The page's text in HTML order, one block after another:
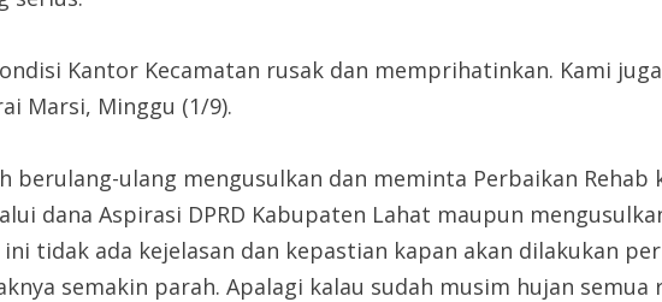
Kantor Kecamatan rusak dan memprihatinkan. Kami
Marsi, Minggu (1/9).
berulang-ulang mengusulkan dan meminta Perbaikan Rehab
dana Aspirasi DPRD Kabupaten Lahat maupun
ini tidak ada kejelasan dan kepastian kapan akan dilakukan
semakin parah. Apalagi kalau sudah musim hujan